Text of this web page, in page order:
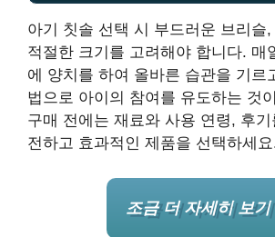
아기 칫솔 선택 시 부드러운 브리슬
적절한 크기를 고려해야 합니다. 매
에 양치를 하여 올바른 습관을 기르
법으로 아이의 참여를 유도하는 것
구매 전에는 재료와 사용 연령, 후
전하고 효과적인 제품을 선택하세
조금 더 자세히 보기